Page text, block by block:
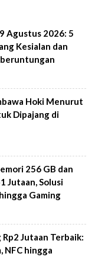
Agustus 2026: 5
Kesialan dan
Hoki Menurut
Dipajang di
256 GB dan
Jutaan, Solusi
Gaming
Rp2 Jutaan Terbaik:
NFC hingga